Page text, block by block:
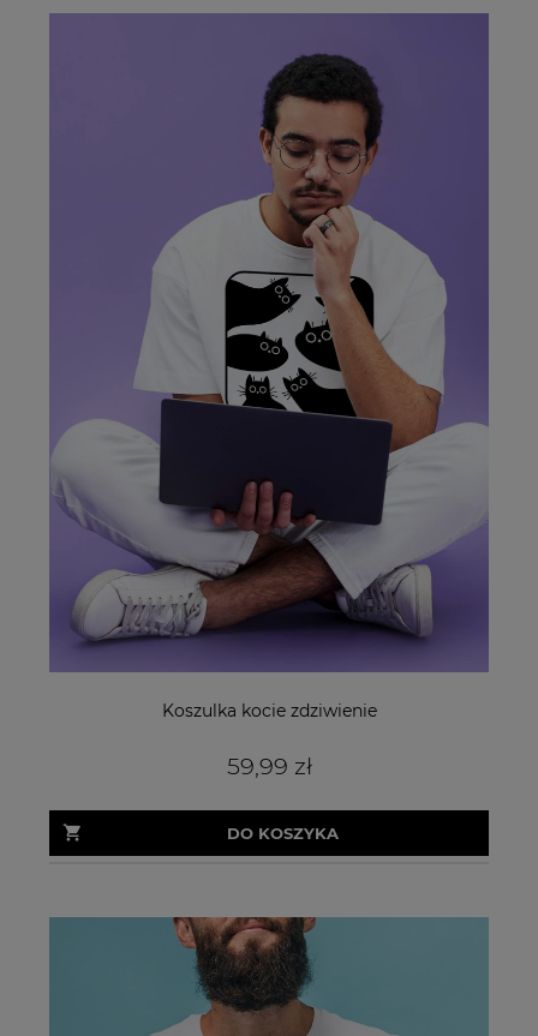
Koszulka kocie zdziwienie
59,99 zł
DO KOSZYKA